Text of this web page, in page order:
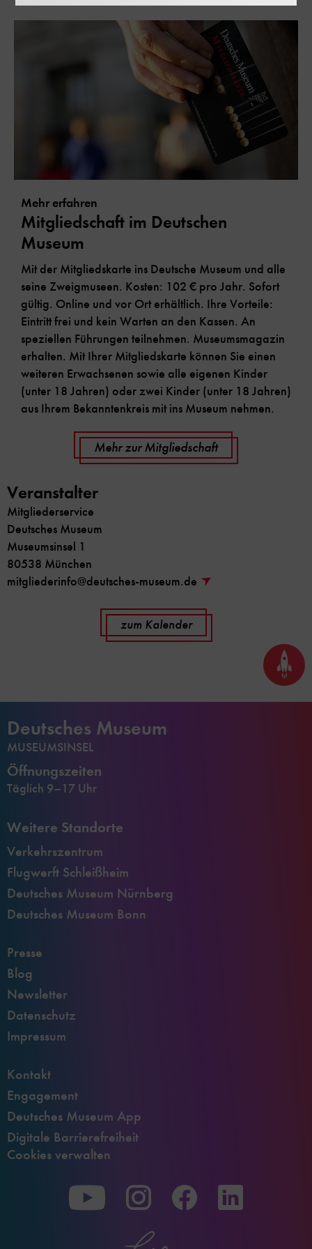
Mehr erfahren
Mitgliedschaft im Deutschen
Museum
Mit der Mitgliedskarte ins Deutsche Museum und alle
seine Zweigmuseen. Kosten: 102 € pro Jahr. Sofort
gültig. Online und vor Ort erhältlich. Ihre Vorteile:
Eintritt frei und kein Warten an den Kassen. An
speziellen Führungen teilnehmen. Museumsmagazin
erhalten. Mit Ihrer Mitgliedskarte können Sie einen
weiteren Erwachsenen sowie alle eigenen Kinder
(unter 18 Jahren) oder zwei Kinder (unter 18 Jahren)
aus Ihrem Bekanntenkreis mit ins Museum nehmen.
Mehr zur Mitgliedschaft
Veranstalter
Mitgliederservice
Deutsches Museum
Museumsinsel 1
80538 München
mitgliederinfo@deutsches-museum.de
zum Kalender
Seite
nach
oben
Deutsches Museum
MUSEUMSINSEL
Öffnungszeiten
Täglich 9–17 Uhr
Weitere Standorte
Verkehrszentrum
Flugwerft Schleißheim
Deutsches Museum Nürnberg
Deutsches Museum Bonn
Presse
Blog
Newsletter
Datenschutz
Impressum
Kontakt
Engagement
Deutsches Museum App
Digitale Barrierefreiheit
Cookies verwalten
Zu
unserer
Youtube-
Zu
unserer
Instagram-
Zu
unserer